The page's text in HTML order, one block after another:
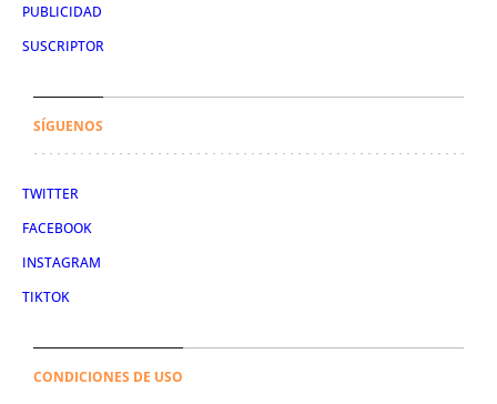
PUBLICIDAD
SUSCRIPTOR
SÍGUENOS
TWITTER
FACEBOOK
INSTAGRAM
TIKTOK
CONDICIONES DE USO